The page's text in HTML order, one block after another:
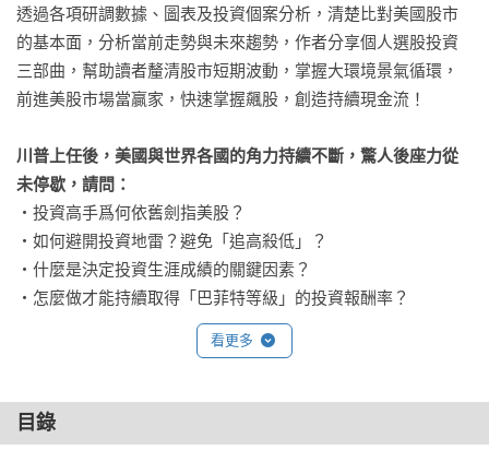
透過各項研調數據、圖表及投資個案分析，清楚比對美國股市
的基本面，分析當前走勢與未來趨勢，作者分享個人選股投資
三部曲，幫助讀者釐清股市短期波動，掌握大環境景氣循環，
前進美股市場當贏家，快速掌握飆股，創造持續現金流！
川普上任後，美國與世界各國的角力持續不斷，驚人後座力從
未停歇，請問：
‧投資高手爲何依舊劍指美股？
‧如何避開投資地雷？避免「追高殺低」？
‧什麼是決定投資生涯成績的關鍵因素？
‧怎麼做才能持續取得「巴菲特等級」的投資報酬率？
看更多
目錄